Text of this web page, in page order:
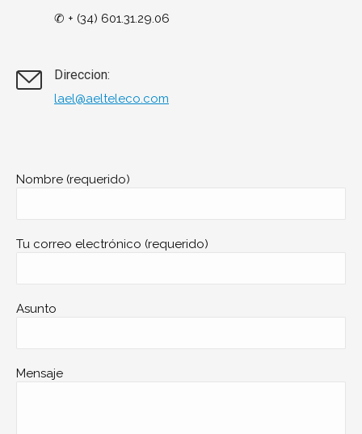
✆ + (34) 601.31.29.06
Direccion:
lael@aelteleco.com
Nombre (requerido)
Tu correo electrónico (requerido)
Asunto
Mensaje